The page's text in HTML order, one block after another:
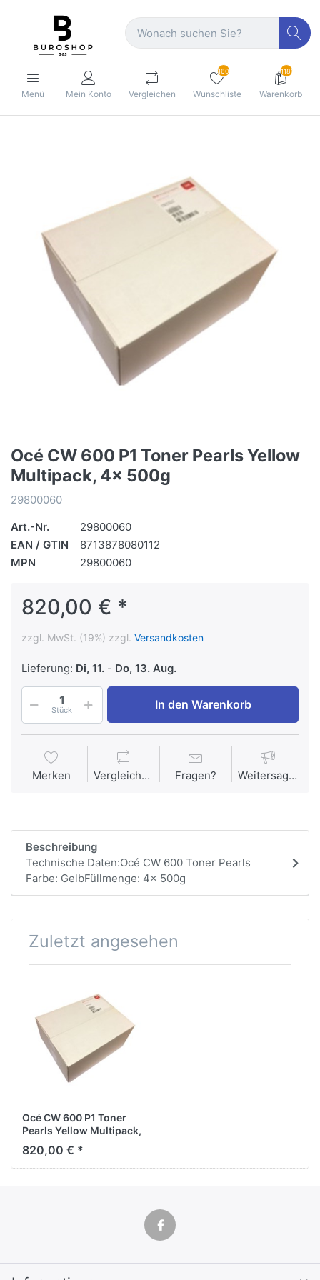
Menü Mein Konto Vergleichen
160
Wunschliste
1189
Warenkorb
Océ CW 600 P1 Toner Pearls Yellow
Multipack, 4x 500g
29800060
Art.-Nr.
29800060
EAN / GTIN
8713878080112
MPN
29800060
820,00 € *
zzgl. MwSt. (19%) zzgl. Versandkosten
Lieferung: Di, 11. - Do, 13. Aug.
Stück In den Warenkorb
Merken Vergleichen Fragen? Weitersagen
Beschreibung
Technische Daten:Océ CW 600 Toner Pearls
Farbe: GelbFüllmenge: 4x 500g
Zuletzt angesehen
Océ CW 600 P1 Toner
Pearls Yellow Multipack,
4x 500g
820,00 € *